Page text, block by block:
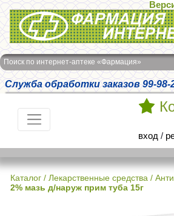
Интернет-аптека Фармация
Поиск по интернет-аптеке «Фармация»
Служба обработки заказов 99-98-
вход /
Каталог / Лекарственные средства /
2% мазь д/наруж прим туба 15г